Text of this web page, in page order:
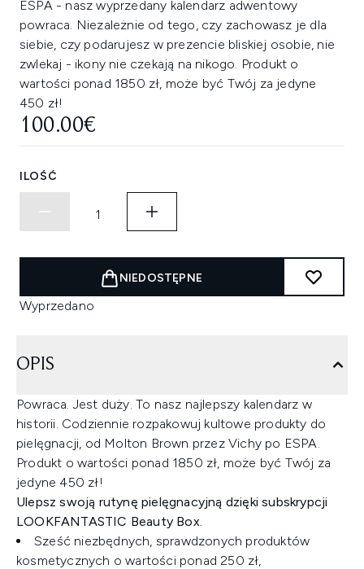
ESPA - nasz wyprzedany kalendarz adwentowy
powraca. Niezależnie od tego, czy zachowasz je dla
siebie, czy podarujesz w prezencie bliskiej osobie, nie
zwlekaj - ikony nie czekają na nikogo. Produkt o
wartości ponad 1850 zł, może być Twój za jedyne
450 zł!
100.00€
ILOŚĆ
NIEDOSTĘPNE
Wyprzedano
OPIS
Powraca. Jest duży. To nasz najlepszy kalendarz w
historii. Codziennie rozpakowuj kultowe produkty do
pielęgnacji, od Molton Brown przez Vichy po ESPA.
Produkt o wartości ponad 1850 zł, może być Twój za
jedyne 450 zł!
Ulepsz swoją rutynę pielęgnacyjną dzięki subskrypcji
LOOKFANTASTIC Beauty Box.
Sześć niezbędnych, sprawdzonych produktów
kosmetycznych o wartości ponad 250 zł,